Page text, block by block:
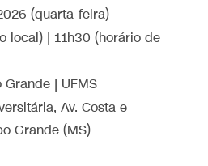
(quarta-feira)
local) | 11h30 (horário de
| UFMS
Av. Costa e
Grande (MS)